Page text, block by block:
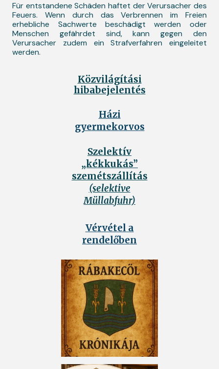
Für entstandene Schäden haftet der Verursacher des
Feuers. Wenn durch das Verbrennen im Freien
erhebliche Sachwerte beschädigt werden oder
Menschen gefährdet sind, kann gegen den
Verursacher zudem ein Strafverfahren eingeleitet
werden.
Közvilágítási
hibabejelentés
Házi
gyermekorvos
Szelektív
„kékkukás”
szemétszállítás
(selektive
Müllabfuhr)
Vérvétel a
rendelőben